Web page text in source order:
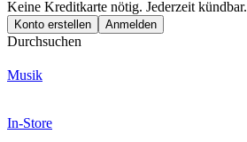
Keine Kreditkarte nötig. Jederzeit kündbar.
Konto erstellen Anmelden
Durchsuchen
Musik
In-Store